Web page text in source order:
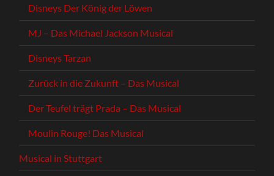
Disneys Der König der Löwen
MJ – Das Michael Jackson Musical
Disneys Tarzan
Zurück in die Zukunft – Das Musical
Der Teufel trägt Prada – Das Musical
Moulin Rouge! Das Musical
Musical in Stuttgart